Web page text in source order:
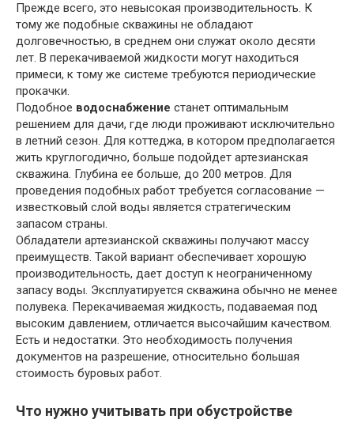
Прежде всего, это невысокая производительность. К
тому же подобные скважины не обладают
долговечностью, в среднем они служат около десяти
лет. В перекачиваемой жидкости могут находиться
примеси, к тому же системе требуются периодические
прокачки.
Подобное водоснабжение станет оптимальным
решением для дачи, где люди проживают исключительно
в летний сезон. Для коттеджа, в котором предполагается
жить круглогодично, больше подойдет артезианская
скважина. Глубина ее больше, до 200 метров. Для
проведения подобных работ требуется согласование —
известковый слой воды является стратегическим
запасом страны.
Обладатели артезианской скважины получают массу
преимуществ. Такой вариант обеспечивает хорошую
производительность, дает доступ к неограниченному
запасу воды. Эксплуатируется скважина обычно не менее
полувека. Перекачиваемая жидкость, подаваемая под
высоким давлением, отличается высочайшим качеством.
Есть и недостатки. Это необходимость получения
документов на разрешение, относительно большая
стоимость буровых работ.
Что нужно учитывать при обустройстве